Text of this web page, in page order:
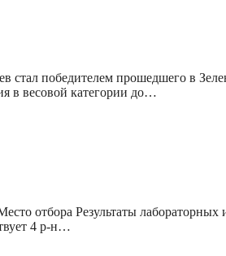
победителем прошедшего в
в весовой категории до…
отбора Результаты
4 р-н…